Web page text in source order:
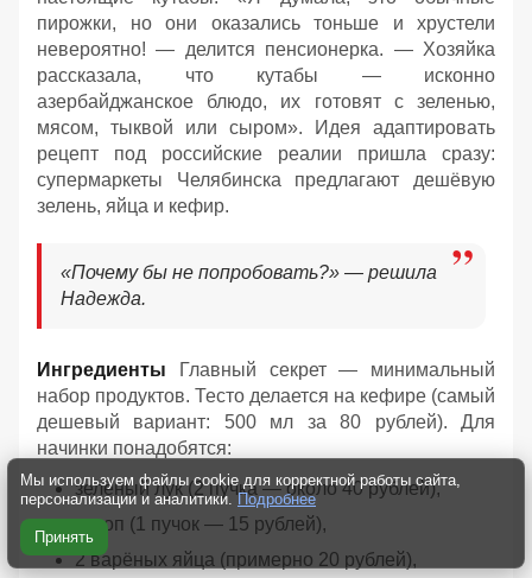
пирожки, но они оказались тоньше и хрустели
невероятно! — делится пенсионерка. — Хозяйка
рассказала, что кутабы — исконно
азербайджанское блюдо, их готовят с зеленью,
мясом, тыквой или сыром». Идея адаптировать
рецепт под российские реалии пришла сразу:
супермаркеты Челябинска предлагают дешёвую
зелень, яйца и кефир.
«Почему бы не попробовать?» — решила
Надежда.
Ингредиенты Главный секрет — минимальный
набор продуктов. Тесто делается на кефире (самый
дешевый вариант: 500 мл за 80 рублей). Для
начинки понадобятся:
зелёный лук (2 пучка — около 40 рублей),
укроп (1 пучок — 15 рублей),
2 варёных яйца (примерно 20 рублей),
Мы используем файлы cookie для корректной работы сайта,
персонализации и аналитики. Подробнее
Принять